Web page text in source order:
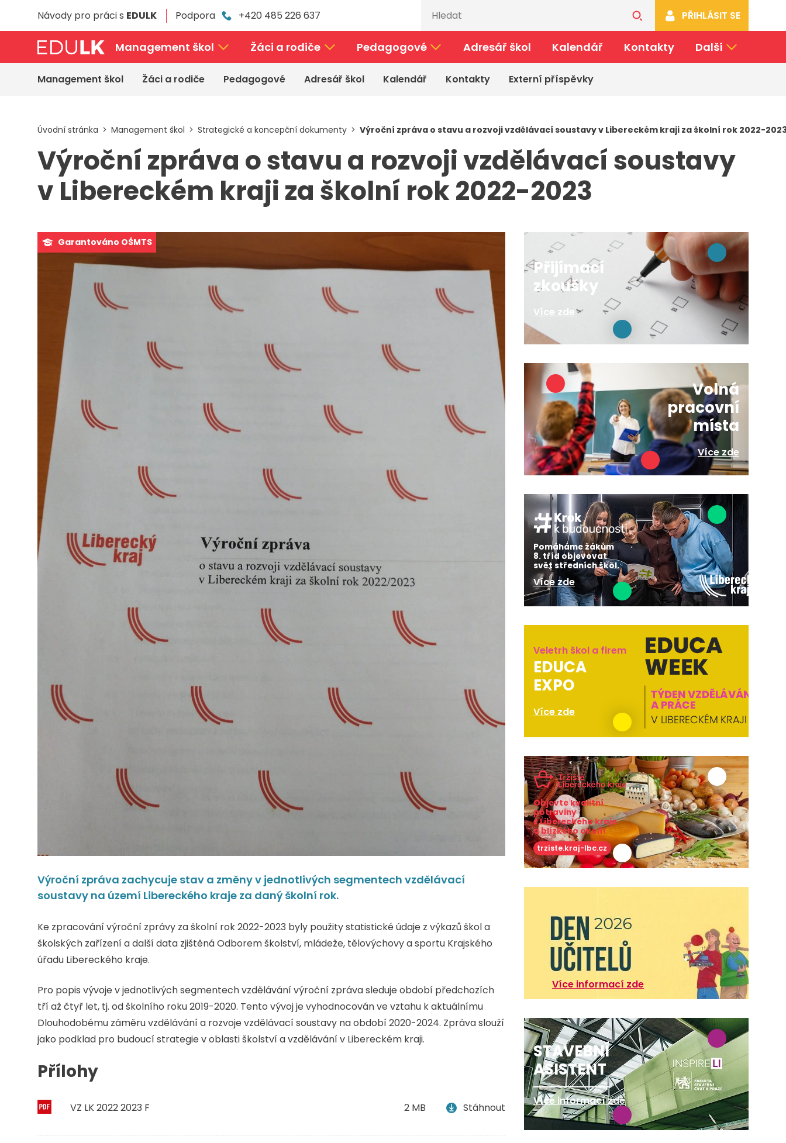
Návody pro práci s EDULK Podpora +420 485 226 637 PŘIHLÁSIT SE
Management škol Žáci a rodiče Pedagogové Adresář škol Kalendář Kontakty Další
Management škol Žáci a rodiče Pedagogové Adresář škol Kalendář Kontakty Externí příspěvky
Úvodní stránka Management škol Strategické a koncepční dokumenty Výroční zpráva o stavu a rozvoji vzdělávací soustavy v Libereckém kraji za školní rok 2022-
Výroční zpráva o stavu a rozvoji vzdělávací soustavy
v Libereckém kraji za školní rok 2022-2023
Garantováno OŠMTS
Výroční zpráva zachycuje stav a změny v jednotlivých segmentech vzdělávací
soustavy na území Libereckého kraje za daný školní rok.
Ke zpracování výroční zprávy za školní rok 2022-2023 byly použity statistické údaje z výkazů škol a
školských zařízení a další data zjištěná Odborem školství, mládeže, tělovýchovy a sportu Krajského
úřadu Libereckého kraje.
Pro popis vývoje v jednotlivých segmentech vzdělávání výroční zpráva sleduje období předchozích
tří až čtyř let, tj. od školního roku 2019-2020. Tento vývoj je vyhodnocován ve vztahu k aktuálnímu
Dlouhodobému záměru vzdělávání a rozvoje vzdělávací soustavy na období 2020-2024. Zpráva slouží
jako podklad pro budoucí strategie v oblasti školství a vzdělávání v Libereckém kraji.
Přílohy
VZ LK 2022 2023 F 2 MB Stáhnout
Přijímací
zkoušky
Více zde
Volná
pracovní
místa
Více zde
Pomáháme žákům
8. tříd objevovat
svět středních škol.
Více zde
Veletrh škol a firem
EDUCA
EXPO
Více zde
Objevte kvalitní
potraviny
z Libereckého kraje
a blízkého okolí!
trziste.kraj-lbc.cz
Více informací zde
STAVEBNÍ
ASISTENT
Více informací zde